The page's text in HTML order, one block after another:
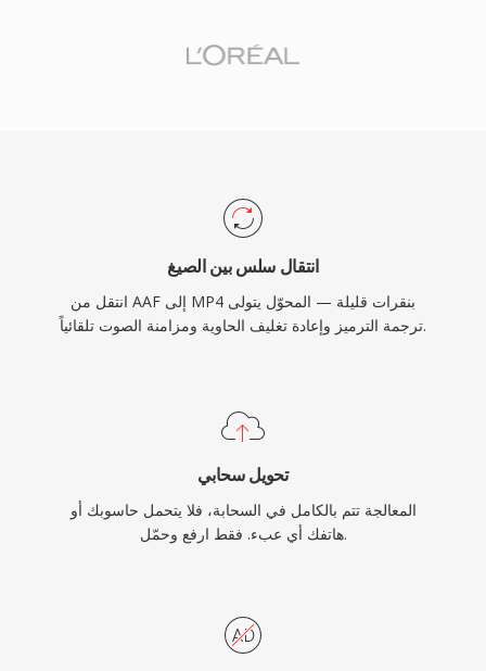
ملفات عملية عبر الشبكات محدودة النطاق الترددي
والأجهزة محدودة التخزين.
انتقال سلس بين الصيغ
انتقل من AAF إلى MP4 بنقرات قليلة — المحوّل يتولى
ترجمة الترميز وإعادة تغليف الحاوية ومزامنة الصوت تلقائياً.
تحويل سحابي
المعالجة تتم بالكامل في السحابة، فلا يتحمل حاسوبك أو
هاتفك أي عبء. فقط ارفع وحمّل.